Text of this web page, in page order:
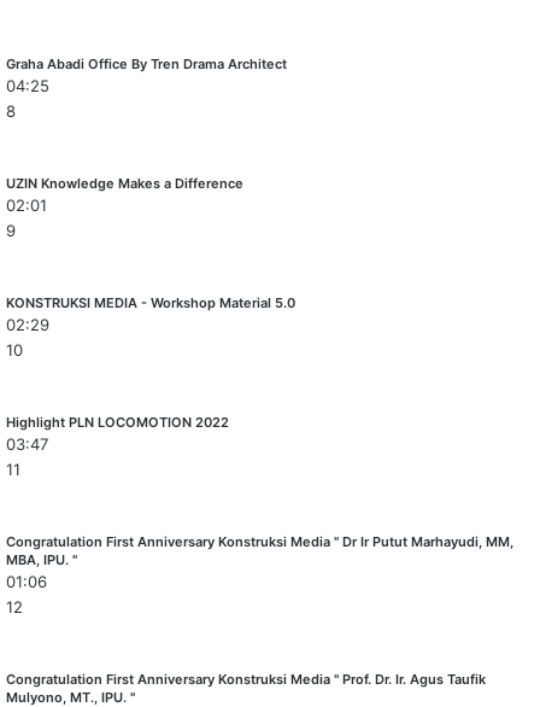
Graha Abadi Office By Tren Drama Architect
04:25
8
UZIN Knowledge Makes a Difference
02:01
9
KONSTRUKSI MEDIA - Workshop Material 5.0
02:29
10
Highlight PLN LOCOMOTION 2022
03:47
11
Congratulation First Anniversary Konstruksi Media " Dr Ir Putut Marhayudi, MM,
MBA, IPU. "
01:06
12
Congratulation First Anniversary Konstruksi Media " Prof. Dr. Ir. Agus Taufik
Mulyono, MT., IPU. "